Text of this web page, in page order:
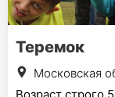
Теремок
Московская
Возраст строго